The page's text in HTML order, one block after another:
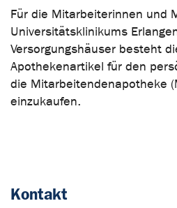
Für die Mitarbeiterinnen und
Universitätsklinikums
Versorgungshäuser besteht
Apothekenartikel für den
die Mitarbeitendenapotheke
einzukaufen.
Kontakt